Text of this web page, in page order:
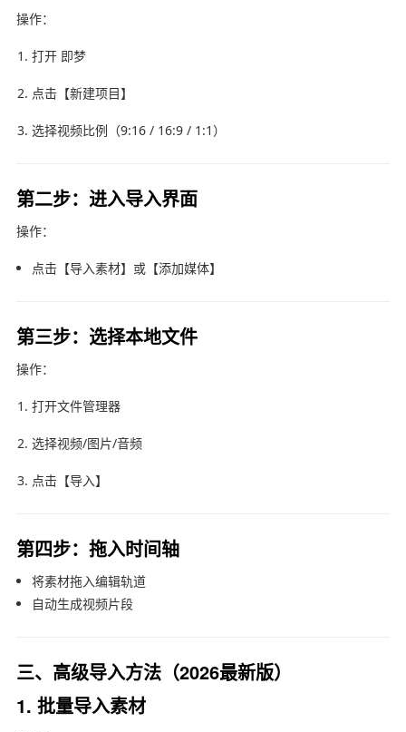
操作：
打开 即梦
点击【新建项目】
选择视频比例（9:16 / 16:9 / 1:1）
第二步：进入导入界面
操作：
点击【导入素材】或【添加媒体】
第三步：选择本地文件
操作：
打开文件管理器
选择视频/图片/音频
点击【导入】
第四步：拖入时间轴
将素材拖入编辑轨道
自动生成视频片段
三、高级导入方法（2026最新版）
1. 批量导入素材